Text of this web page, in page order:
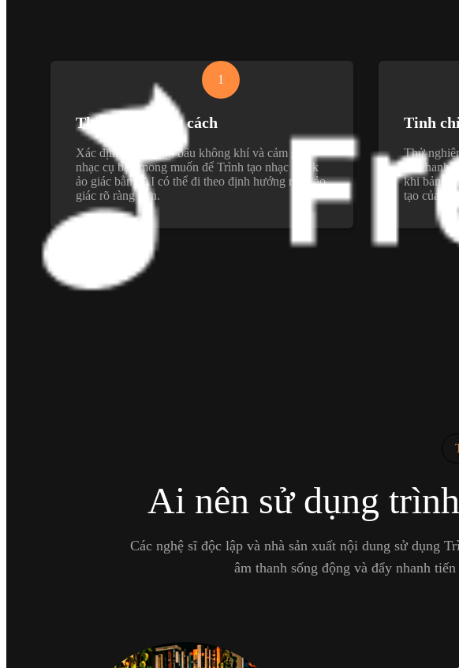
1
Thiết lập phong cách
Xác định tâm trạng, bầu không khí và cảm giác
nhạc cụ bạn mong muốn để Trình tạo nhạc Rock
ảo giác bằng AI có thể đi theo định hướng rock ảo
giác rõ ràng hơn.
Tinh
Thử
hát thanh
khi bản
tạo của
Ai nên sử dụng
Các nghệ sĩ độc lập và nhà sản xuất nội dung sử dụng
âm thanh sống động và đẩy nhanh